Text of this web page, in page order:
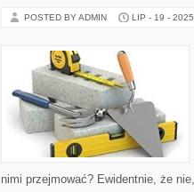
POSTED BY ADMIN LIP - 19 - 2025
nimi przejmować? Ewidentnie, że